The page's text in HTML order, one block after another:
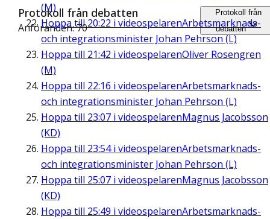
(M)
Hoppa till20:22 i videospelarenArbetsmarknads-
och integrationsminister Johan Pehrson (L)
Hoppa till 21:42 i videospelarenOliver Rosengren
(M)
Hoppa till 22:16 i videospelarenArbetsmarknads-
och integrationsminister Johan Pehrson (L)
Hoppa till 23:07 i videospelarenMagnus Jacobsson
(KD)
Hoppa till 23:54i videospelarenArbetsmarknads-
och integrationsminister Johan Pehrson (L)
Hoppa till 25:07 i videospelarenMagnus Jacobsson
(KD)
Hoppa till 25:49 i videospelarenArbetsmarknads-
Protokoll från debatten
Anföranden: 70
Protokoll från
debatten